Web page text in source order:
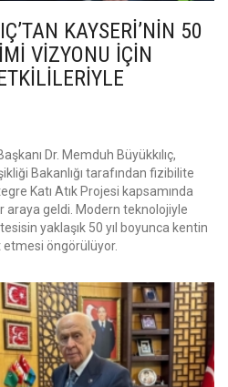
KAYSERİ’NİN 50
VİZYONU İÇİN
Dr. Memduh Büyükkılıç,
Bakanlığı tarafından fizibilite
Katı Atık Projesi kapsamında
araya geldi. Modern teknolojiyle
yaklaşık 50 yıl boyunca kentin
öngörülüyor.